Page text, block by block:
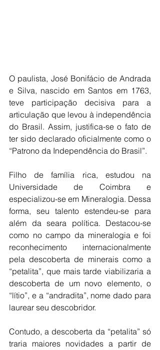
O paulista, José Bonifácio de Andrada
e Silva, nascido em Santos em 1763,
teve participação decisiva para a
articulação que levou à independência
do Brasil. Assim, justifica-se o fato de
ter sido declarado oficialmente como o
“Patrono da Independência do Brasil”.
Filho de família rica, estudou na
Universidade de Coimbra e
especializou-se em Mineralogia. Dessa
forma, seu talento estendeu-se para
além da seara política. Destacou-se
como no campo da mineralogia e foi
reconhecimento internacionalmente
pela descoberta de minerais como a
“petalita”, que mais tarde viabilizaria a
descoberta de um novo elemento, o
“lítio”, e a “andradita”, nome dado para
laurear seu descobridor.
Contudo, a descoberta da “petalita” só
traria maiores novidades a partir de